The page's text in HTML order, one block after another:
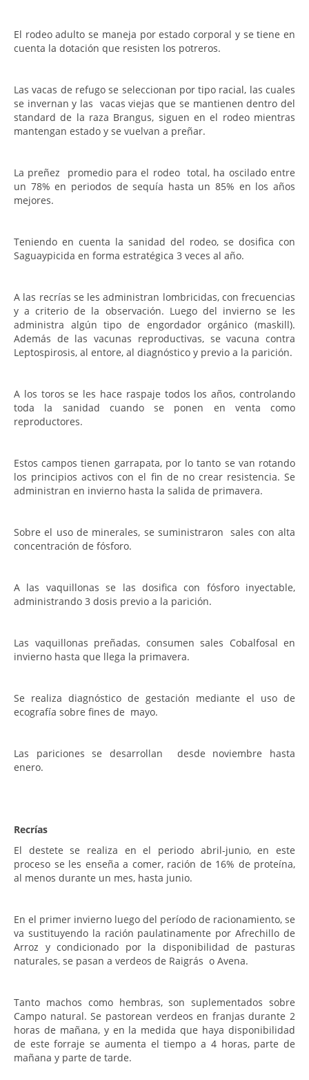
El rodeo adulto se maneja por estado corporal y se tiene en
cuenta la dotación que resisten los potreros.
Las vacas de refugo se seleccionan por tipo racial, las cuales
se invernan y las vacas viejas que se mantienen dentro del
standard de la raza Brangus, siguen en el rodeo mientras
mantengan estado y se vuelvan a preñar.
La preñez promedio para el rodeo total, ha oscilado entre
un 78% en periodos de sequía hasta un 85% en los años
mejores.
Teniendo en cuenta la sanidad del rodeo, se dosifica con
Saguaypicida en forma estratégica 3 veces al año.
A las recrías se les administran lombricidas, con frecuencias
y a criterio de la observación. Luego del invierno se les
administra algún tipo de engordador orgánico (maskill).
Además de las vacunas reproductivas, se vacuna contra
Leptospirosis, al entore, al diagnóstico y previo a la parición.
A los toros se les hace raspaje todos los años, controlando
toda la sanidad cuando se ponen en venta como
reproductores.
Estos campos tienen garrapata, por lo tanto se van rotando
los principios activos con el fin de no crear resistencia. Se
administran en invierno hasta la salida de primavera.
Sobre el uso de minerales, se suministraron sales con alta
concentración de fósforo.
A las vaquillonas se las dosifica con fósforo inyectable,
administrando 3 dosis previo a la parición.
Las vaquillonas preñadas, consumen sales Cobalfosal en
invierno hasta que llega la primavera.
Se realiza diagnóstico de gestación mediante el uso de
ecografía sobre fines de mayo.
Las pariciones se desarrollan
desde noviembre hasta
enero.
Recrías
El destete se realiza en el periodo abril-junio, en este
proceso se les enseña a comer, ración de 16% de proteína,
al menos durante un mes, hasta junio.
En el primer invierno luego del período de racionamiento, se
va sustituyendo la ración paulatinamente por Afrechillo de
Arroz y condicionado por la disponibilidad de pasturas
naturales, se pasan a verdeos de Raigrás o Avena.
Tanto machos como hembras, son suplementados sobre
Campo natural. Se pastorean verdeos en franjas durante 2
horas de mañana, y en la medida que haya disponibilidad
de este forraje se aumenta el tiempo a 4 horas, parte de
mañana y parte de tarde.